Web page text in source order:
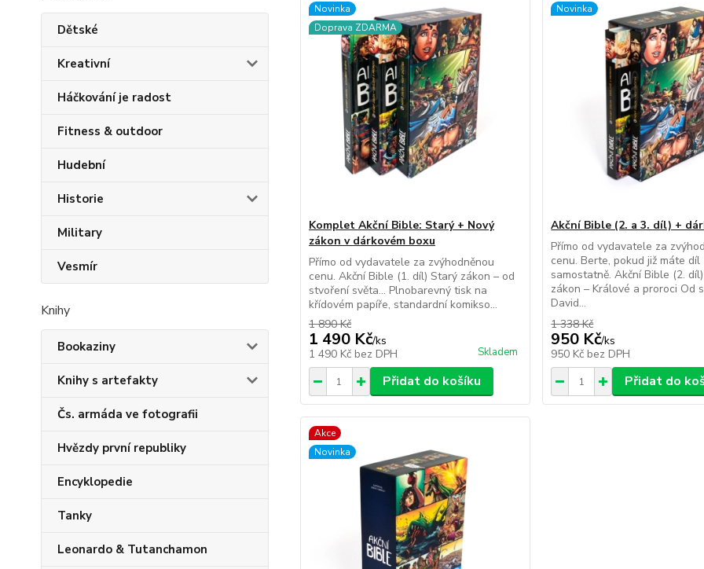
Dětské
Kreativní
Háčkování je radost
Fitness & outdoor
Hudební
Historie
Military
Vesmír
Knihy
Bookaziny
Knihy s artefakty
Čs. armáda ve fotografii
Hvězdy první republiky
Encyklopedie
Tanky
Leonardo & Tutanchamon
Novinka
Doprava ZDARMA
Komplet Akční Bible: Starý + Nový
zákon v dárkovém boxu
Přímo od vydavatele za zvýhodněnou
cenu. Akční Bible (1. díl) Starý zákon – od
stvoření světa… Plnobarevný tisk na
křídovém papíře, standardní komikso...
1 890 Kč
1 490 Kč/ks
1 490 Kč bez DPH Skladem
Přidat do košíku
Novinka
Akční Bible (2. a 3. díl) +
Přímo od vydavatele za
cenu. Berte, pokud již máte díl
samostatně. Akční Bible (2.
zákon – Králové a proroci Od
David...
1 338 Kč
950 Kč/ks
950 Kč bez DPH
Přidat do
Akce
Novinka